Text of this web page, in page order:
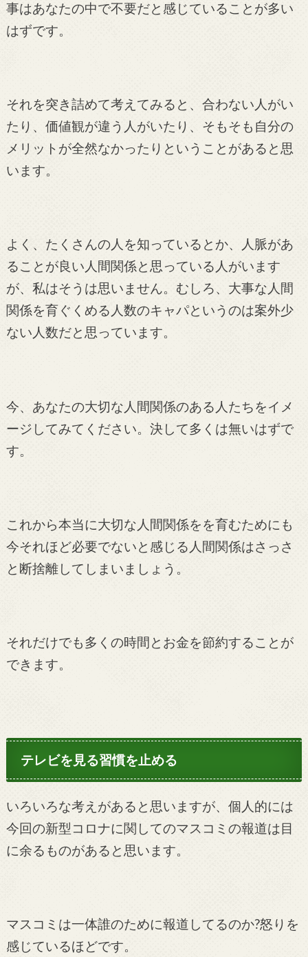
事はあなたの中で不要だと感じていることが多い
はずです。
それを突き詰めて考えてみると、合わない人がい
たり、価値観が違う人がいたり、そもそも自分の
メリットが全然なかったりということがあると思
います。
よく、たくさんの人を知っているとか、人脈があ
ることが良い人間関係と思っている人がいます
が、私はそうは思いません。むしろ、大事な人間
関係を育ぐくめる人数のキャパというのは案外少
ない人数だと思っています。
今、あなたの大切な人間関係のある人たちをイメ
ージしてみてください。決して多くは無いはずで
す。
これから本当に大切な人間関係をを育むためにも
今それほど必要でないと感じる人間関係はさっさ
と断捨離してしまいましょう。
それだけでも多くの時間とお金を節約することが
できます。
テレビを見る習慣を止める
いろいろな考えがあると思いますが、個人的には
今回の新型コロナに関してのマスコミの報道は目
に余るものがあると思います。
マスコミは一体誰のために報道してるのか?怒りを
感じているほどです。